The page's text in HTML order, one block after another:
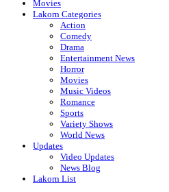
Movies
Lakorn Categories
Action
Comedy
Drama
Entertainment News
Horror
Movies
Music Videos
Romance
Sports
Variety Shows
World News
Updates
Video Updates
News Blog
Lakorn List